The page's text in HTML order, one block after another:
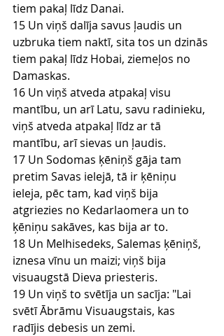
tiem pakaļ līdz Danai.
15 Un viņš dalīja savus ļaudis un
uzbruka tiem naktī, sita tos un dzinās
tiem pakaļ līdz Hobai, ziemeļos no
Damaskas.
16 Un viņš atveda atpakaļ visu
mantību, un arī Latu, savu radinieku,
viņš atveda atpakaļ līdz ar tā
mantību, arī sievas un ļaudis.
17 Un Sodomas ķēniņš gāja tam
pretim Savas ielejā, tā ir ķēniņu
ieleja, pēc tam, kad viņš bija
atgriezies no Kedarlaomera un to
ķēniņu sakāves, kas bija ar to.
18 Un Melhisedeks, Salemas ķēniņš,
iznesa vīnu un maizi; viņš bija
visuaugstā Dieva priesteris.
19 Un viņš to svētīja un sacīja: "Lai
svētī Ābrāmu Visuaugstais, kas
radījis debesis un zemi.